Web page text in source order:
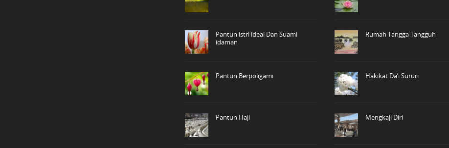
Pantun istri ideal Dan Suami
idaman
Pantun Berpoligami
Pantun Haji
Rumah Tangga Tangguh
Hakikat Da’i Sururi
Mengkaji Diri